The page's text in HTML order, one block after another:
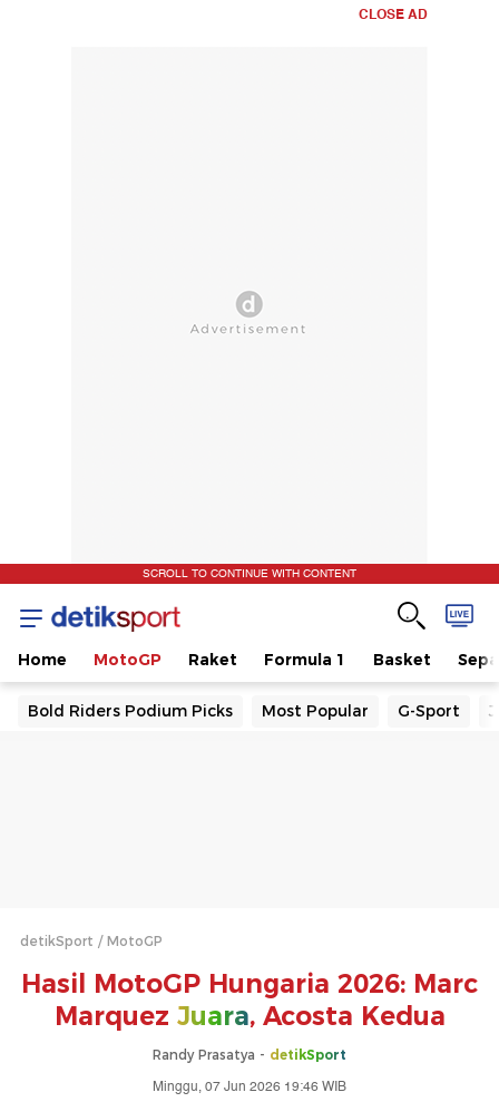
CLOSE AD
SCROLL TO CONTINUE WITH CONTENT
Home MotoGP Raket Formula 1 Basket
Bold Riders Podium Picks Most Popular G-Sport
detikSport MotoGP
Hasil MotoGP Hungaria 2026: Marc
Marquez Juara, Acosta Kedua
Randy Prasatya - detikSport
Minggu, 07 Jun 2026 19:46 WIB